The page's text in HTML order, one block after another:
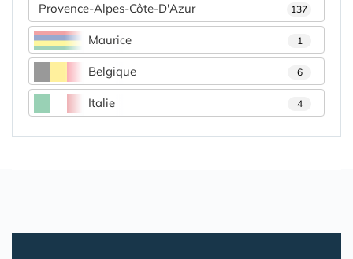
Provence-Alpes-Côte-D'Azur 137
Maurice 1
Belgique 6
Italie 4